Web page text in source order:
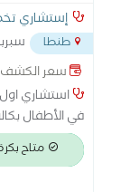
إستشاري
طنطا
المستشفى العام.
سعر
استشاري
د الدكتور أيمن
الأطفال
متاح بكرة من